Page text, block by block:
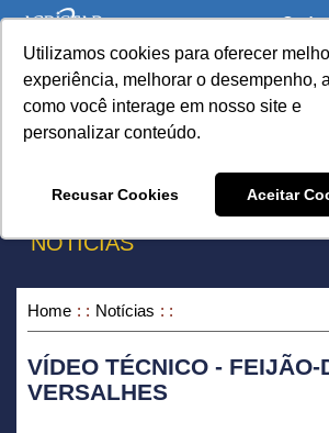
Utilizamos cookies para oferecer
experiência, melhorar o desempenho,
como você interage em nosso site e
personalizar conteúdo.
Recusar Cookies Aceitar
to Content
Onde
ONDE COMPRAR
NOTÍCIAS
Home Notícias
VÍDEO TÉCNICO - FEIJÃO-
VERSALHES